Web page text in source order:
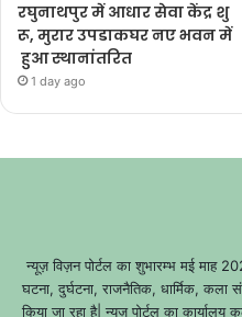
रघुनाथपुर में आधार सेवा केंद्र शु
रू, मुरार उपडाकघर नए भवन में
हुआ स्थानांतरित
1 day ago
न्यूज़ विज़न पोर्टल का शुभारम्भ मई माह
घटना, दुर्घटना, राजनैतिक, धार्मिक,
किया जा रहा है| न्यूज़ पोर्टल का